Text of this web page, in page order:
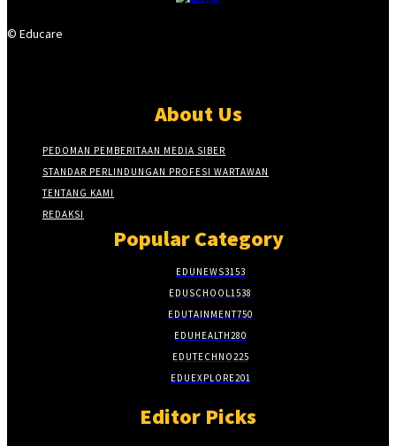
© Educare
About Us
PEDOMAN PEMBERITAAN MEDIA SIBER
STANDAR PERLINDUNGAN PROFESI WARTAWAN
TENTANG KAMI
REDAKSI
Popular Category
EDUNEWS3153
EDUSCHOOL1538
EDUTAINMENT750
EDUHEALTH280
EDUTECHNO225
EDUEXPLORE201
Editor Picks